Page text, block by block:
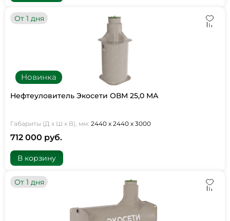
Новинка
От 1 дня
Нефтеуловитель Экосети ОВМ 25,0 МА
Габариты (Д х Ш х В), мм: 2440 х 2440 х 3000
712 000 руб.
В корзину
От 1 дня